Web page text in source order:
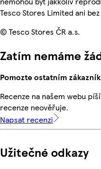
Tesco Stores Limited ani
© Tesco Stores ČR a.s.
Zatím nemáme
Pomozte ostatním
Recenze na našem webu
recenze neověřuje.
Napsat recenzi
Užitečné odkazy